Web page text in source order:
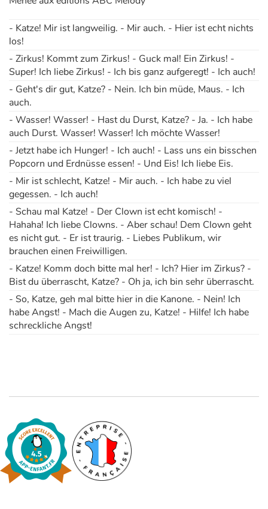
- Katze! Mir ist langweilig. - Mir auch. - Hier ist echt nichts
los!
- Zirkus! Kommt zum Zirkus! - Guck mal! Ein Zirkus! -
Super! Ich liebe Zirkus! - Ich bis ganz aufgeregt! - Ich auch!
- Geht's dir gut, Katze? - Nein. Ich bin müde, Maus. - Ich
auch.
- Wasser! Wasser! - Hast du Durst, Katze? - Ja. - Ich habe
auch Durst. Wasser! Wasser! Ich möchte Wasser!
- Jetzt habe ich Hunger! - Ich auch! - Lass uns ein bisschen
Popcorn und Erdnüsse essen! - Und Eis! Ich liebe Eis.
- Mir ist schlecht, Katze! - Mir auch. - Ich habe zu viel
gegessen. - Ich auch!
- Schau mal Katze! - Der Clown ist echt komisch! -
Hahaha! Ich liebe Clowns. - Aber schau! Dem Clown geht
es nicht gut. - Er ist traurig. - Liebes Publikum, wir
brauchen einen Freiwilligen.
- Katze! Komm doch bitte mal her! - Ich? Hier im Zirkus? -
Bist du überrascht, Katze? - Oh ja, ich bin sehr überrascht.
- So, Katze, geh mal bitte hier in die Kanone. - Nein! Ich
habe Angst! - Mach die Augen zu, Katze! - Hilfe! Ich habe
schreckliche Angst!